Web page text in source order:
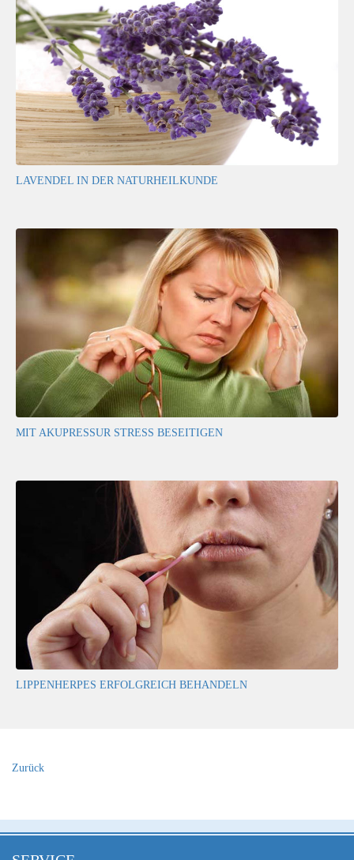
LAVENDEL IN DER NATURHEILKUNDE
MIT AKUPRESSUR STRESS BESEITIGEN
LIPPENHERPES ERFOLGREICH BEHANDELN
Zurück